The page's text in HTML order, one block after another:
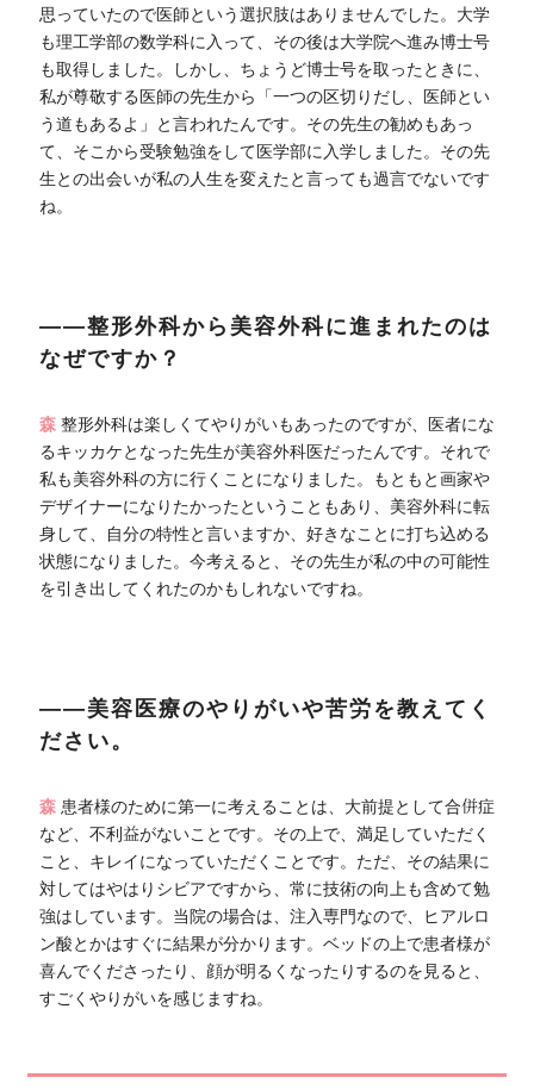
思っていたので医師という選択肢はありませんでした。大学
も理工学部の数学科に入って、その後は大学院へ進み博士号
も取得しました。しかし、ちょうど博士号を取ったときに、
私が尊敬する医師の先生から「一つの区切りだし、医師とい
う道もあるよ」と言われたんです。その先生の勧めもあっ
て、そこから受験勉強をして医学部に入学しました。その先
生との出会いが私の人生を変えたと言っても過言でないです
ね。
――整形外科から美容外科に進まれたのは
なぜですか？
森整形外科は楽しくてやりがいもあったのですが、医者にな
るキッカケとなった先生が美容外科医だったんです。それで
私も美容外科の方に行くことになりました。もともと画家や
デザイナーになりたかったということもあり、美容外科に転
身して、自分の特性と言いますか、好きなことに打ち込める
状態になりました。今考えると、その先生が私の中の可能性
を引き出してくれたのかもしれないですね。
――美容医療のやりがいや苦労を教えてく
ださい。
森 患者様のために第一に考えることは、大前提として合併症
など、不利益がないことです。その上で、満足していただく
こと、キレイになっていただくことです。ただ、その結果に
対してはやはりシビアですから、常に技術の向上も含めて勉
強はしています。当院の場合は、注入専門なので、ヒアルロ
ン酸とかはすぐに結果が分かります。ベッドの上で患者様が
喜んでくださったり、顔が明るくなったりするのを見ると、
すごくやりがいを感じますね。